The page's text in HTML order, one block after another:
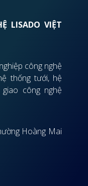
LISADO VIỆT
công nghệ
thống tưới, hệ
công nghệ
Hoàng Mai